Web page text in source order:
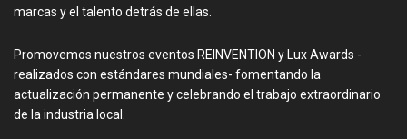
marcas y el talento detrás de ellas.
Promovemos nuestros eventos REINVENTION y Lux Awards -
realizados con estándares mundiales- fomentando la
actualización permanente y celebrando el trabajo extraordinario
de la industria local.